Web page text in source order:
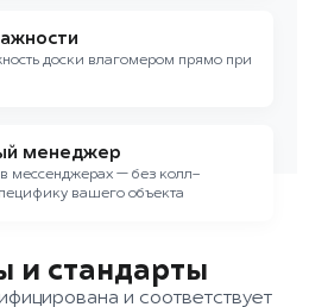
доски влагомером прямо при
менеджер
мессенджерах — без колл-
вашего объекта
и стандарты
и соответствует